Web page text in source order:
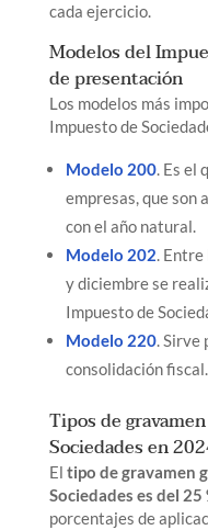
cada ejercicio.
Modelos del
de presentación
Los modelos más
Impuesto de
Modelo 200. Es el
empresas, que son
con el año natural.
Modelo 202. Entre
y diciembre se
Impuesto de
Modelo 220. Sirve
consolidación fiscal.
Tipos de
Sociedades en
El tipo de gravamen
Sociedades es del 25
porcentajes de